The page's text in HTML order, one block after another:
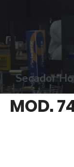
Secador
MOD.